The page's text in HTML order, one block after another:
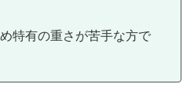
特有の重さが苦手な方で